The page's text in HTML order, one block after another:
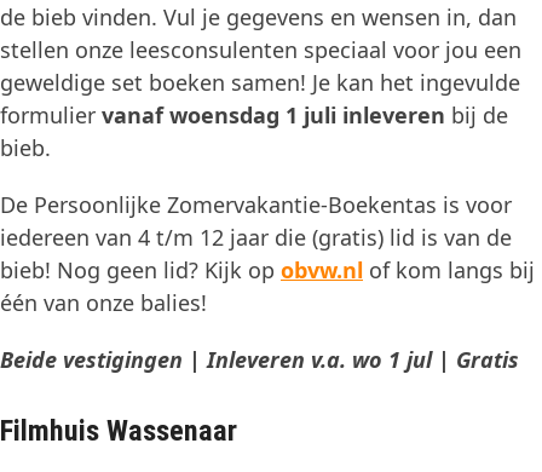
de bieb vinden. Vul je gegevens en wensen in, dan
stellen onze leesconsulenten speciaal voor jou een
geweldige set boeken samen! Je kan het ingevulde
formulier vanaf woensdag 1 juli inleveren bij de
bieb.
De Persoonlijke Zomervakantie-Boekentas is voor
iedereen van 4 t/m 12 jaar die (gratis) lid is van de
bieb! Nog geen lid? Kijk op obvw.nl of kom langs bij
één van onze balies!
Beide vestigingen | Inleveren v.a. wo 1 jul | Gratis
Filmhuis Wassenaar